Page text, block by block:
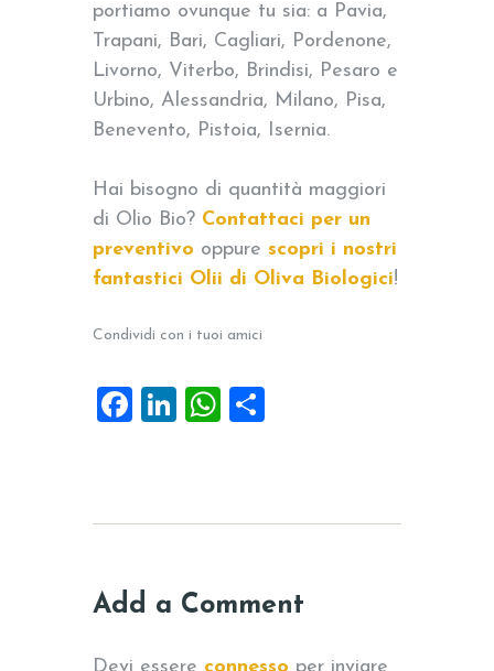
portiamo ovunque tu sia: a Pavia,
Trapani, Bari, Cagliari, Pordenone,
Livorno, Viterbo, Brindisi, Pesaro e
Urbino, Alessandria, Milano, Pisa,
Benevento, Pistoia, Isernia.
Hai bisogno di quantità maggiori
di Olio Bio? Contattaci per un
preventivo oppure scopri i nostri
fantastici Olii di Oliva Biologici!
Condividi con i tuoi amici
F
o
o
Li
W
p
Add a Comment